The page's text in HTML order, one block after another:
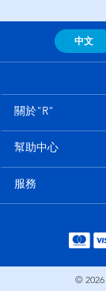
中文
關於"R"
幫助中心
服務
© 2026